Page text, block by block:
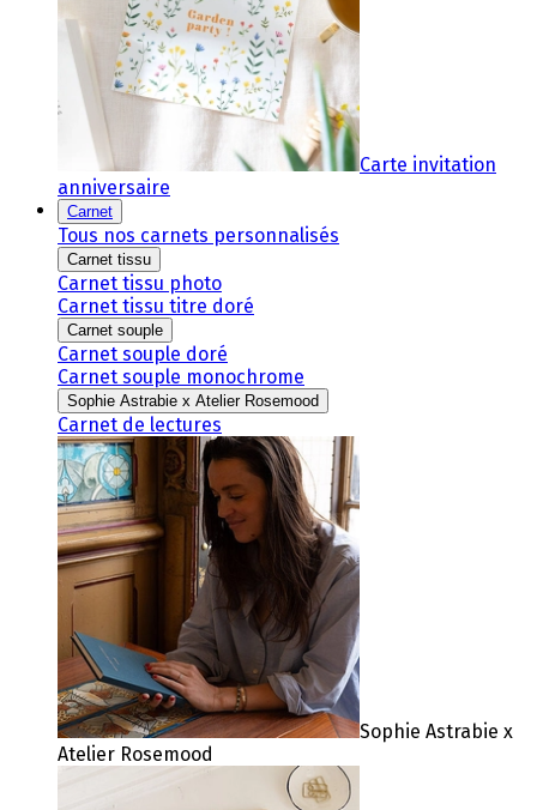
Carte invitation
anniversaire
Carnet
Tous nos carnets personnalisés
Carnet tissu
Carnet tissu photo
Carnet tissu titre doré
Carnet souple
Carnet souple doré
Carnet souple monochrome
Sophie Astrabie x Atelier Rosemood
Carnet de lectures
Sophie Astrabie x
Atelier Rosemood